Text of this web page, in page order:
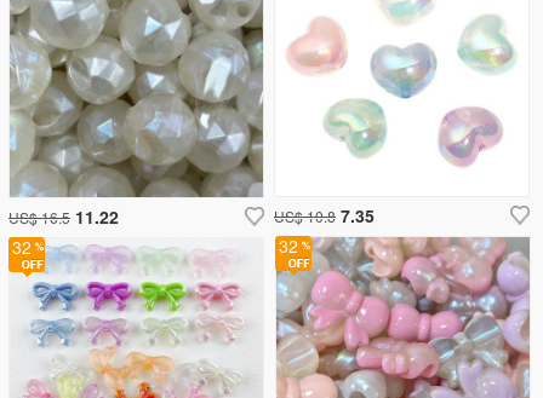
US$ 10.8 7.35
32
32
US$ 16.5 11.22